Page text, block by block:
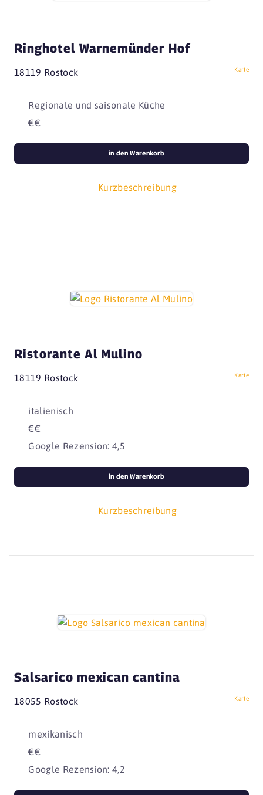
Ringhotel Warnemünder Hof
18119 Rostock Karte
Regionale und saisonale Küche
€€
Kurzbeschreibung
in den Warenkorb
Ristorante Al Mulino
18119 Rostock Karte
italienisch
€€
Google Rezension: 4,5
Kurzbeschreibung
in den Warenkorb
Salsarico mexican cantina
18055 Rostock Karte
mexikanisch
€€
Google Rezension: 4,2